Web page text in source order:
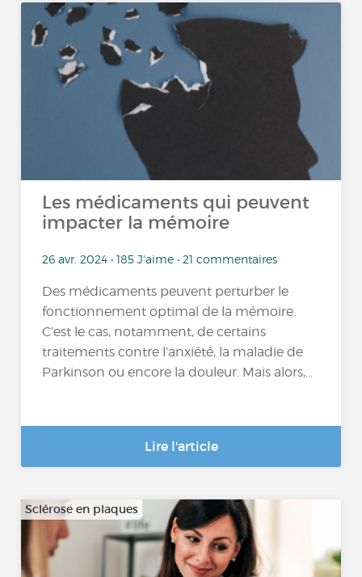
Les médicaments qui peuvent
impacter la mémoire
26 avr. 2024 • 185 J'aime • 21 commentaires
Des médicaments peuvent perturber le
fonctionnement optimal de la mémoire.
C’est le cas, notamment, de certains
traitements contre l’anxiété, la maladie de
Parkinson ou encore la douleur. Mais alors,...
Lire l'article
Sclérose en plaques